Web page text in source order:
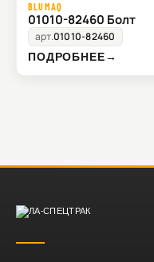
BLUMAQ
01010-82460 Болт
арт.01010-82460
ПОДРОБНЕЕ→